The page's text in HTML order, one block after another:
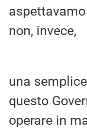
non, invece,
una
questo
operare in